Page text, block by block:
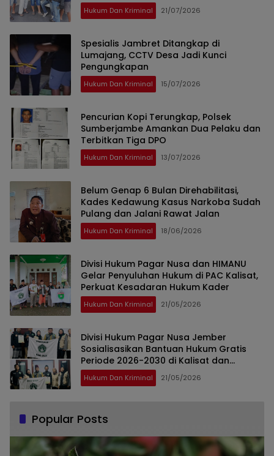
Hukum Dan Kriminal 21/07/2026
Spesialis Jambret Ditangkap di
Lumajang, CCTV Desa Jadi Kunci
Pengungkapan
Hukum Dan Kriminal 15/07/2026
Pencurian Kopi Terungkap, Polsek
Sumberjambe Amankan Dua Pelaku dan
Terbitkan Tiga DPO
Hukum Dan Kriminal 13/07/2026
Belum Genap 6 Bulan Direhabilitasi,
Kades Kedawung Kasus Narkoba Sudah
Pulang dan Jalani Rawat Jalan
Hukum Dan Kriminal 18/06/2026
Divisi Hukum Pagar Nusa dan HIMANU
Gelar Penyuluhan Hukum di PAC Kalisat,
Perkuat Kesadaran Hukum Kader
Hukum Dan Kriminal 21/05/2026
Divisi Hukum Pagar Nusa Jember
Sosialisasikan Bantuan Hukum Gratis
Periode 2026-2030 di Kalisat dan
Rambipuji
Hukum Dan Kriminal 21/05/2026
Popular Posts